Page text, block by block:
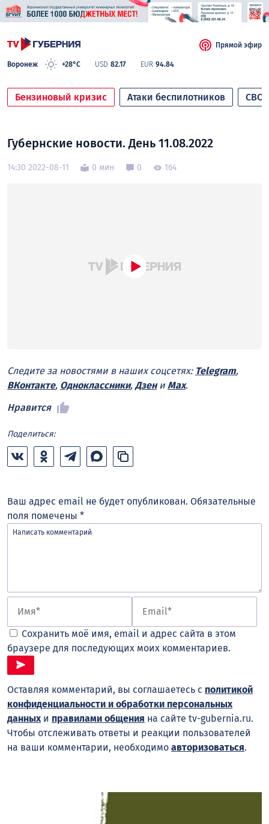
Воронеж +28°C USD 82.17 EUR 94.84
Прямой эфир
Бензиновый кризис Атаки беспилотников СВО
Губернские новости. День 11.08.2022
14:30 2022-08-11 0 мин 0 164
Следите за новостями в наших соцсетях: Telegram,
ВКонтакте, Одноклассники, Дзени Max.
Нравится
Поделиться:
Ваш адрес email не будет опубликован. Обязательные
поля помечены *
Сохранить моё имя, email и адрес сайта в этом
браузере для последующих моих комментариев.
Оставляя комментарий, вы соглашаетесь с политикой
конфиденциальности и обработки персональных
данных и правилами общения на сайте tv-gubernia.ru.
Чтобы отслеживать ответы и реакции пользователей
на ваши комментарии, необходимо авторизоваться.